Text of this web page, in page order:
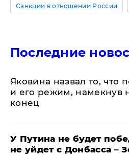
Санкции в отношении России
Последние
Яковина назвал то, что
и его режим, намекнув
конец
У Путина не будет
не уйдет с Донбасса –